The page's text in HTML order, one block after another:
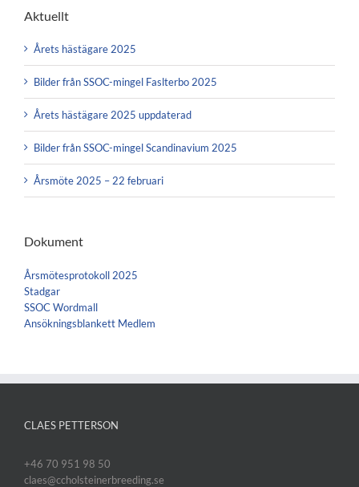
Aktuellt
Årets hästägare 2025
Bilder från SSOC-mingel Faslterbo 2025
Årets hästägare 2025 uppdaterad
Bilder från SSOC-mingel Scandinavium 2025
Årsmöte 2025 – 22 februari
Dokument
Årsmötesprotokoll 2025
Stadgar
SSOC Wordmall
Ansökningsblankett Medlem
CLAES PETTERSON
+46 70 951 98 50
claes@ccholsteinerbreeding.se